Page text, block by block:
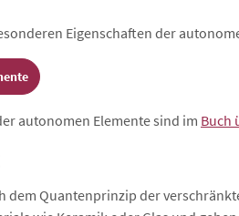
Eigenschaften der
autonomen Elemente sind im Buch
dem Quantenprinzip der